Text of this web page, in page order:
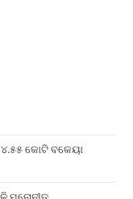
କୋଟି ବକେୟା